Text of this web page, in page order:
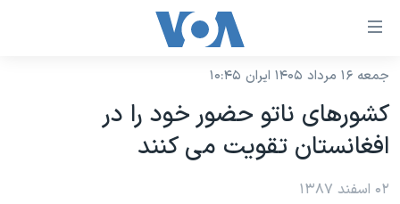
لینکهای
دسترسی
جهش
به
محتوای
اصلی
نسخه سبک وب‌سایت
موضوع ها
ایران
برنامه های تلویزیونی
جمعه ۱۶ مرداد ۱۴۰۵ ایران ۱۰:۴۵
کشورهای ناتو حضور خود را در
افغانستان تقویت می کنند
۰۲ اسفند ۱۳۸۷